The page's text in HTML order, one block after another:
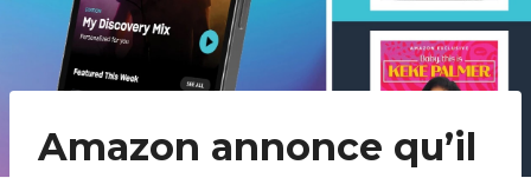
Amazon annonce qu’il